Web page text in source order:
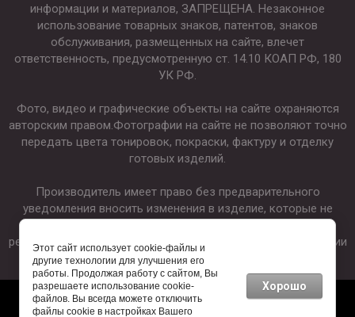
информации и материалов, ЗАПРЕЩЕНА. Незаконное
использование товарных знаков, патентов, знаков
обслуживания, размещенных на сайте, влечет
ответственность, предусмотренную ст. 14.10 КОАП РФ, 180
УК РФ.
Фото, видео и графические объекты на сайте охраняются
авторским правом.Фотографии на сайте не позволяют точно
передать цвета тонировок, покраски, фактуру и отделку
готовых изделий.
Производитель имеет право без предварительного
уведомления вносить изменения в изделие, которые не
результатом работ по усовершенствованию его конструкции
или технологии производства.
Этот сайт использует cookie-файлы и
другие технологии для улучшения его
работы. Продолжая работу с сайтом, Вы
разрешаете использование cookie-
файлов. Вы всегда можете отключить
файлы cookie в настройках Вашего
Хорошо